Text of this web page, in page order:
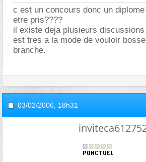
c est un concours donc un
etre pris????
il existe deja plusieurs
est tres a la mode de vouloir
branche.
03/02/2006, 18h31